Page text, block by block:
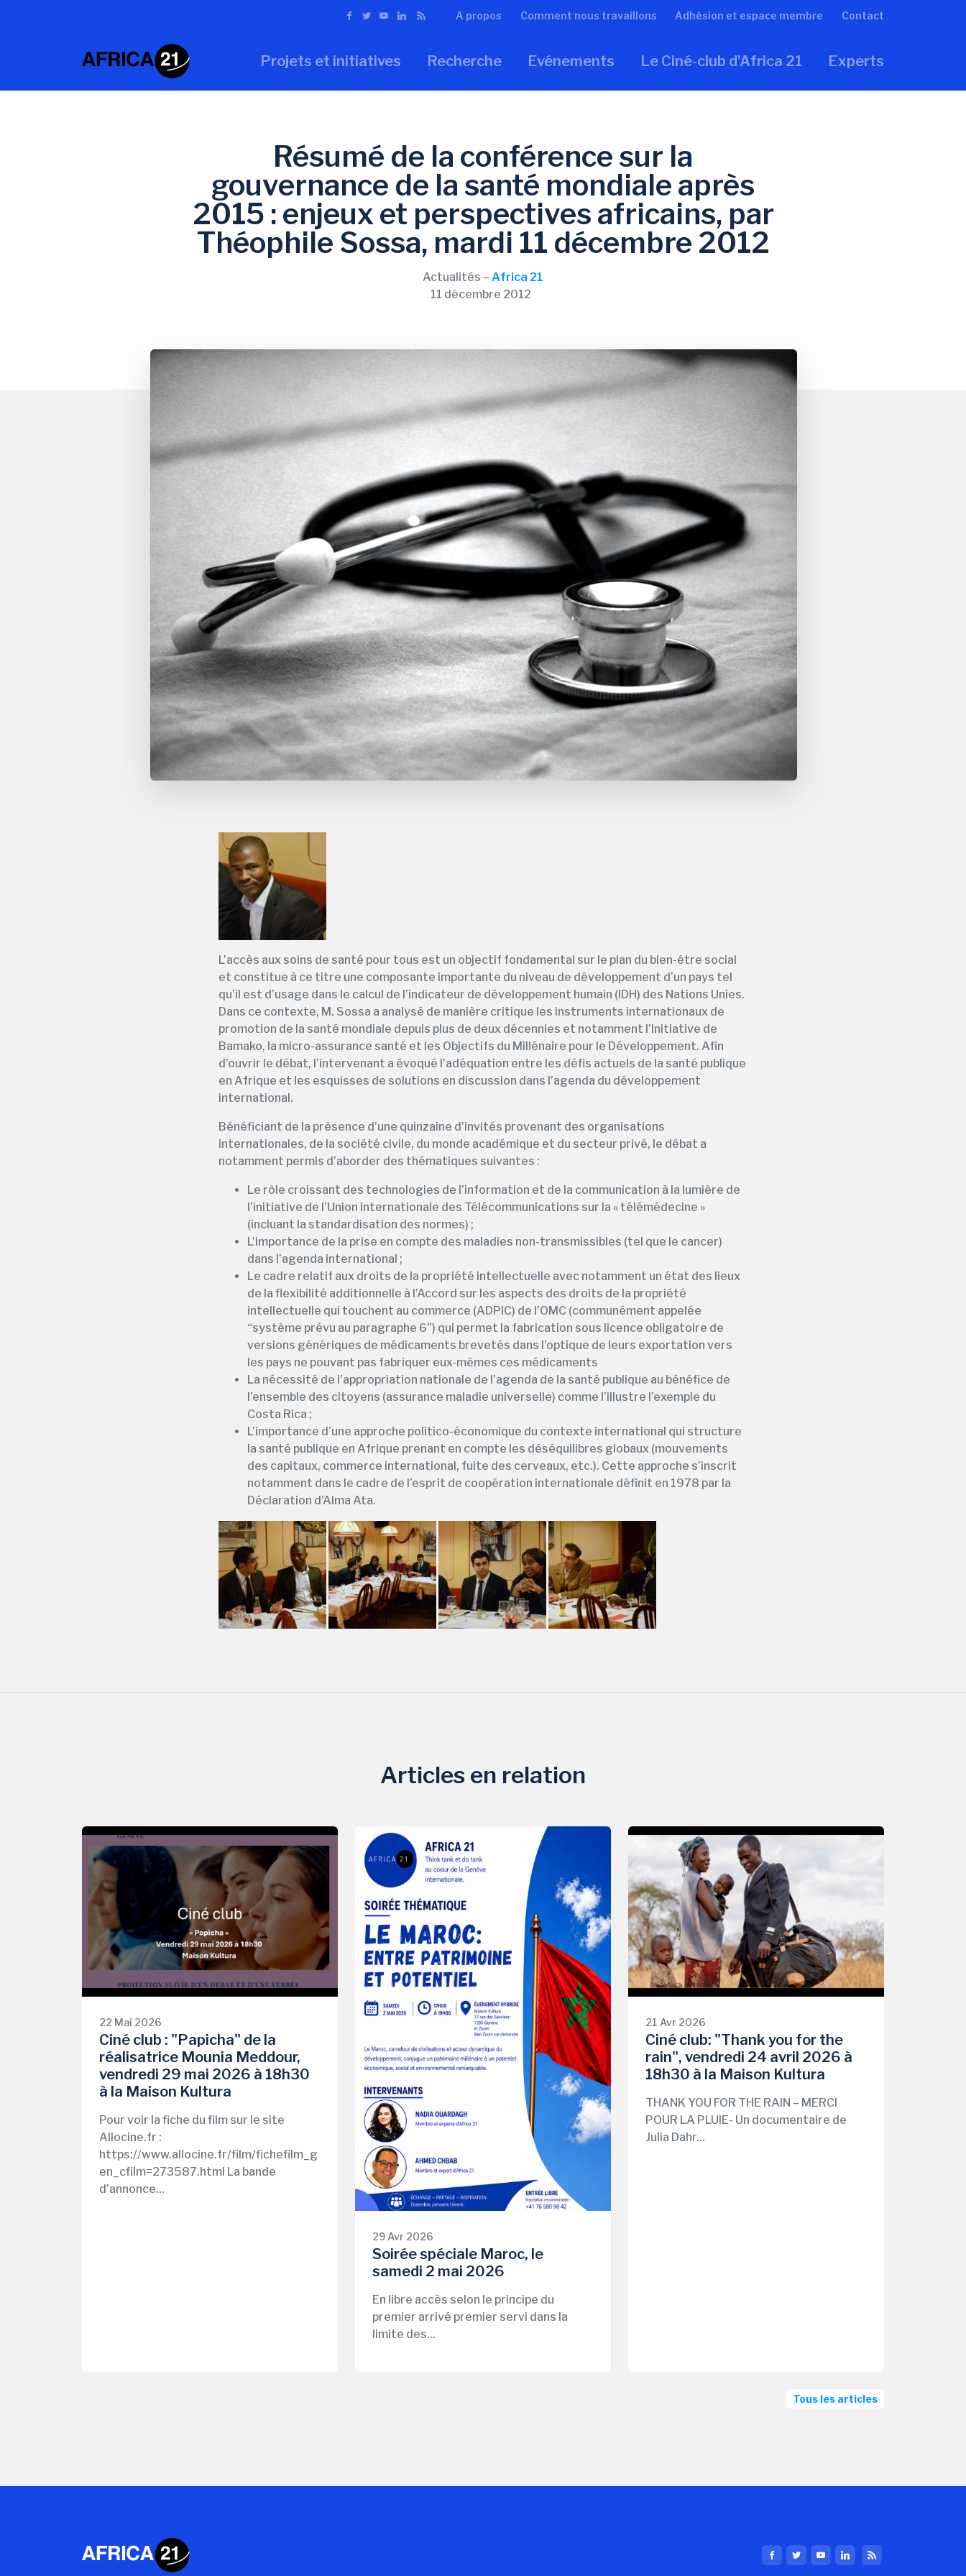
A propos Comment nous travaillons Adhésion et espace membre Contact
Projets et initiatives Recherche Evénements Le Ciné-club d’Africa 21 Experts
Résumé de la conférence sur la
gouvernance de la santé mondiale après
2015 : enjeux et perspectives africains, par
Théophile Sossa, mardi 11 décembre 2012
Actualités – Africa 21
11 décembre 2012
L’accès aux soins de santé pour tous est un objectif fondamental sur le plan du bien-être social
et constitue à ce titre une composante importante du niveau de développement d’un pays tel
qu’il est d’usage dans le calcul de l’indicateur de développement humain (IDH) des Nations Unies.
Dans ce contexte, M. Sossa a analysé de manière critique les instruments internationaux de
promotion de la santé mondiale depuis plus de deux décennies et notamment l’Initiative de
Bamako, la micro-assurance santé et les Objectifs du Millénaire pour le Développement. Afin
d’ouvrir le débat, l’intervenant a évoqué l’adéquation entre les défis actuels de la santé publique
en Afrique et les esquisses de solutions en discussion dans l’agenda du développement
international.
Bénéficiant de la présence d’une quinzaine d’invités provenant des organisations
internationales, de la société civile, du monde académique et du secteur privé, le débat a
notamment permis d’aborder des thématiques suivantes :
Le rôle croissant des technologies de l’information et de la communication à la lumière de
l’initiative de l’Union Internationale des Télécommunications sur la « télémédecine »
(incluant la standardisation des normes) ;
L’importance de la prise en compte des maladies non-transmissibles (tel que le cancer)
dans l’agenda international ;
Le cadre relatif aux droits de la propriété intellectuelle avec notamment un état des lieux
de la flexibilité additionnelle à l’Accord sur les aspects des droits de la propriété
intellectuelle qui touchent au commerce (ADPIC) de l’OMC (communément appelée
“système prévu au paragraphe 6”) qui permet la fabrication sous licence obligatoire de
versions génériques de médicaments brevetés dans l’optique de leurs exportation vers
les pays ne pouvant pas fabriquer eux-mêmes ces médicaments
La nécessité de l’appropriation nationale de l’agenda de la santé publique au bénéfice de
l’ensemble des citoyens (assurance maladie universelle) comme l’illustre l’exemple du
Costa Rica ;
L’importance d’une approche politico-économique du contexte international qui structure
la santé publique en Afrique prenant en compte les déséquilibres globaux (mouvements
des capitaux, commerce international, fuite des cerveaux, etc.). Cette approche s’inscrit
notamment dans le cadre de l’esprit de coopération internationale définit en 1978 par la
Déclaration d’Alma Ata.
Articles en relation
22 Mai 2026
Ciné club : "Papicha" de la
réalisatrice Mounia Meddour,
vendredi 29 mai 2026 à 18h30
à la Maison Kultura
Pour voir la fiche du film sur le site
Allocine.fr :
https://www.allocine.fr/film/fichefilm_g
en_cfilm=273587.html La bande
d’annonce...
29 Avr 2026
Soirée spéciale Maroc, le
samedi 2 mai 2026
En libre accès selon le principe du
premier arrivé premier servi dans la
limite des...
21 Avr 2026
Ciné club: "Thank you for the
rain", vendredi 24 avril 2026 à
18h30 à la Maison Kultura
THANK YOU FOR THE RAIN – MERCI
POUR LA PLUIE- Un documentaire de
Julia Dahr...
Tous les articles